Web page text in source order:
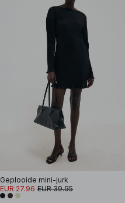
Geplooide mini-jurk
EUR 27.96 EUR 39.95